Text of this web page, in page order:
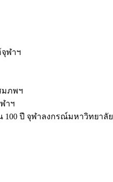
ฬาฯ
มภพฯ
าฯ
100 ปี จุฬาลงกรณ์มหาวิทยาลัย